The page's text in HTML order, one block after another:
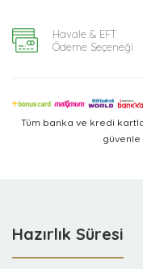
Havale & EFT
Ödeme Seçeneği
Tüm banka ve kredi
Hazırlık Süresi